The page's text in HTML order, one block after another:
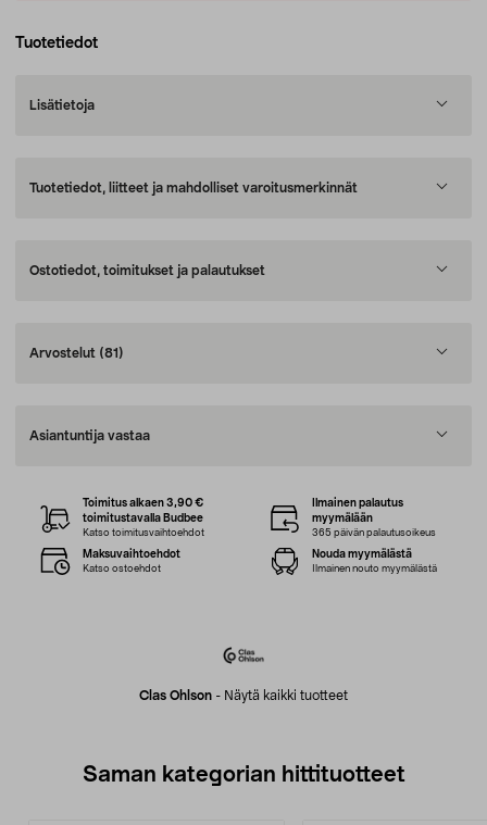
Tuotetiedot
Lisätietoja
Tuotetiedot, liitteet ja mahdolliset varoitusmerkinnät
Ostotiedot, toimitukset ja palautukset
Arvostelut (81)
Asiantuntija vastaa
Clas Ohlson - Näytä kaikki tuotteet
Toimitus alkaen 3,90 €
toimitustavalla Budbee
Katso toimitusvaihtoehdot
Ilmainen palautus
myymälään
365 päivän palautusoikeus
Maksuvaihtoehdot
Katso ostoehdot
Nouda myymälästä
Ilmainen nouto myymälästä
Saman kategorian hittituotteet